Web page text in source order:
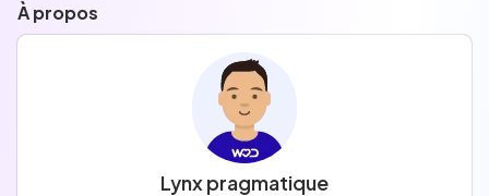
À propos
Lynx pragmatique